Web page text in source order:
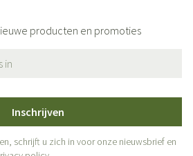
producten en promoties
Inschrijven
schrijft u zich in voor onze nieuwsbrief en